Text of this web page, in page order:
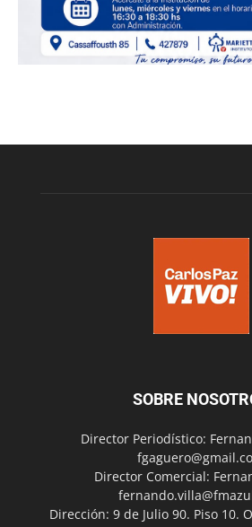
SOBRE
Director Periodístico:
Director Comercial:
Dirección: 9 de Julio 90. Piso 10.